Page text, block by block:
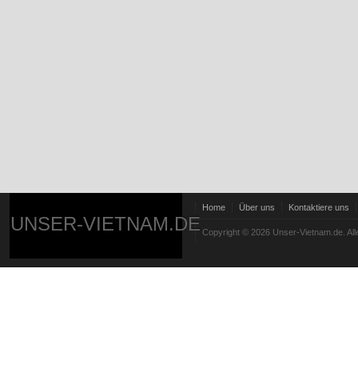
UNSER-VIETNAM.DE
Home Über uns Kontaktiere uns
Copyright © 2026 Unser-Vietnam.de.